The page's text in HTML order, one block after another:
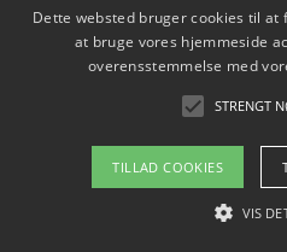
Copyright 2026
Om / kontakt
Dette websted bruger cookies til
at bruge vores hjemmeside
overensstemmelse med
STRENGT
TILLAD COOKIES
VIS